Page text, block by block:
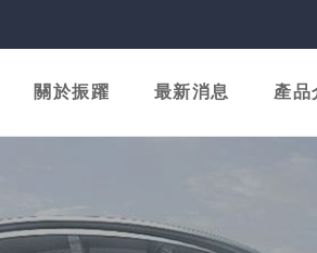
關於振躍 最新消息 產品